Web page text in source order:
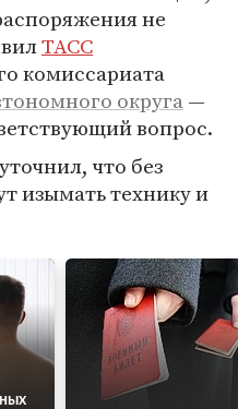
не
ТАСС
комиссариата
округа—
вопрос.
что без
изымать технику и